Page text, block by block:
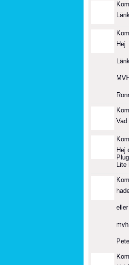
Hej
Hej
mvh